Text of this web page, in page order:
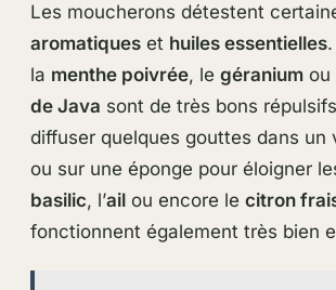
Les moucherons détestent
aromatiqueset huiles essentielles.
la menthe poivrée, le géraniumou
de Java sont de très bons
diffuser quelques gouttes dans un
ou sur une éponge pour éloigner
basilic, l’ailou encore le citron
fonctionnent également très bien